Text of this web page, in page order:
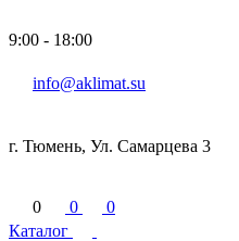
9:00 - 18:00
info@aklimat.su
г. Тюмень, Ул. Самарцева 3
0 0
0
Каталог